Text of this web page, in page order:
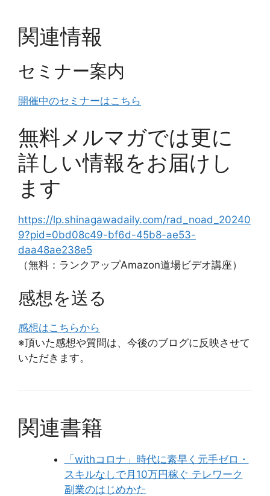
関連情報
セミナー案内
開催中のセミナーはこちら
無料メルマガでは更に
詳しい情報をお届けし
ます
https://lp.shinagawadaily.com/rad_noad_20240
9?pid=0bd08c49-bf6d-45b8-ae53-
daa48ae238e5
（無料：ランクアップAmazon道場ビデオ講座）
感想を送る
感想はこちらから
※頂いた感想や質問は、今後のブログに反映させて
いただきます。
関連書籍
「withコロナ」時代に素早く元手ゼロ・
スキルなしで月10万円稼ぐ テレワーク
副業のはじめかた